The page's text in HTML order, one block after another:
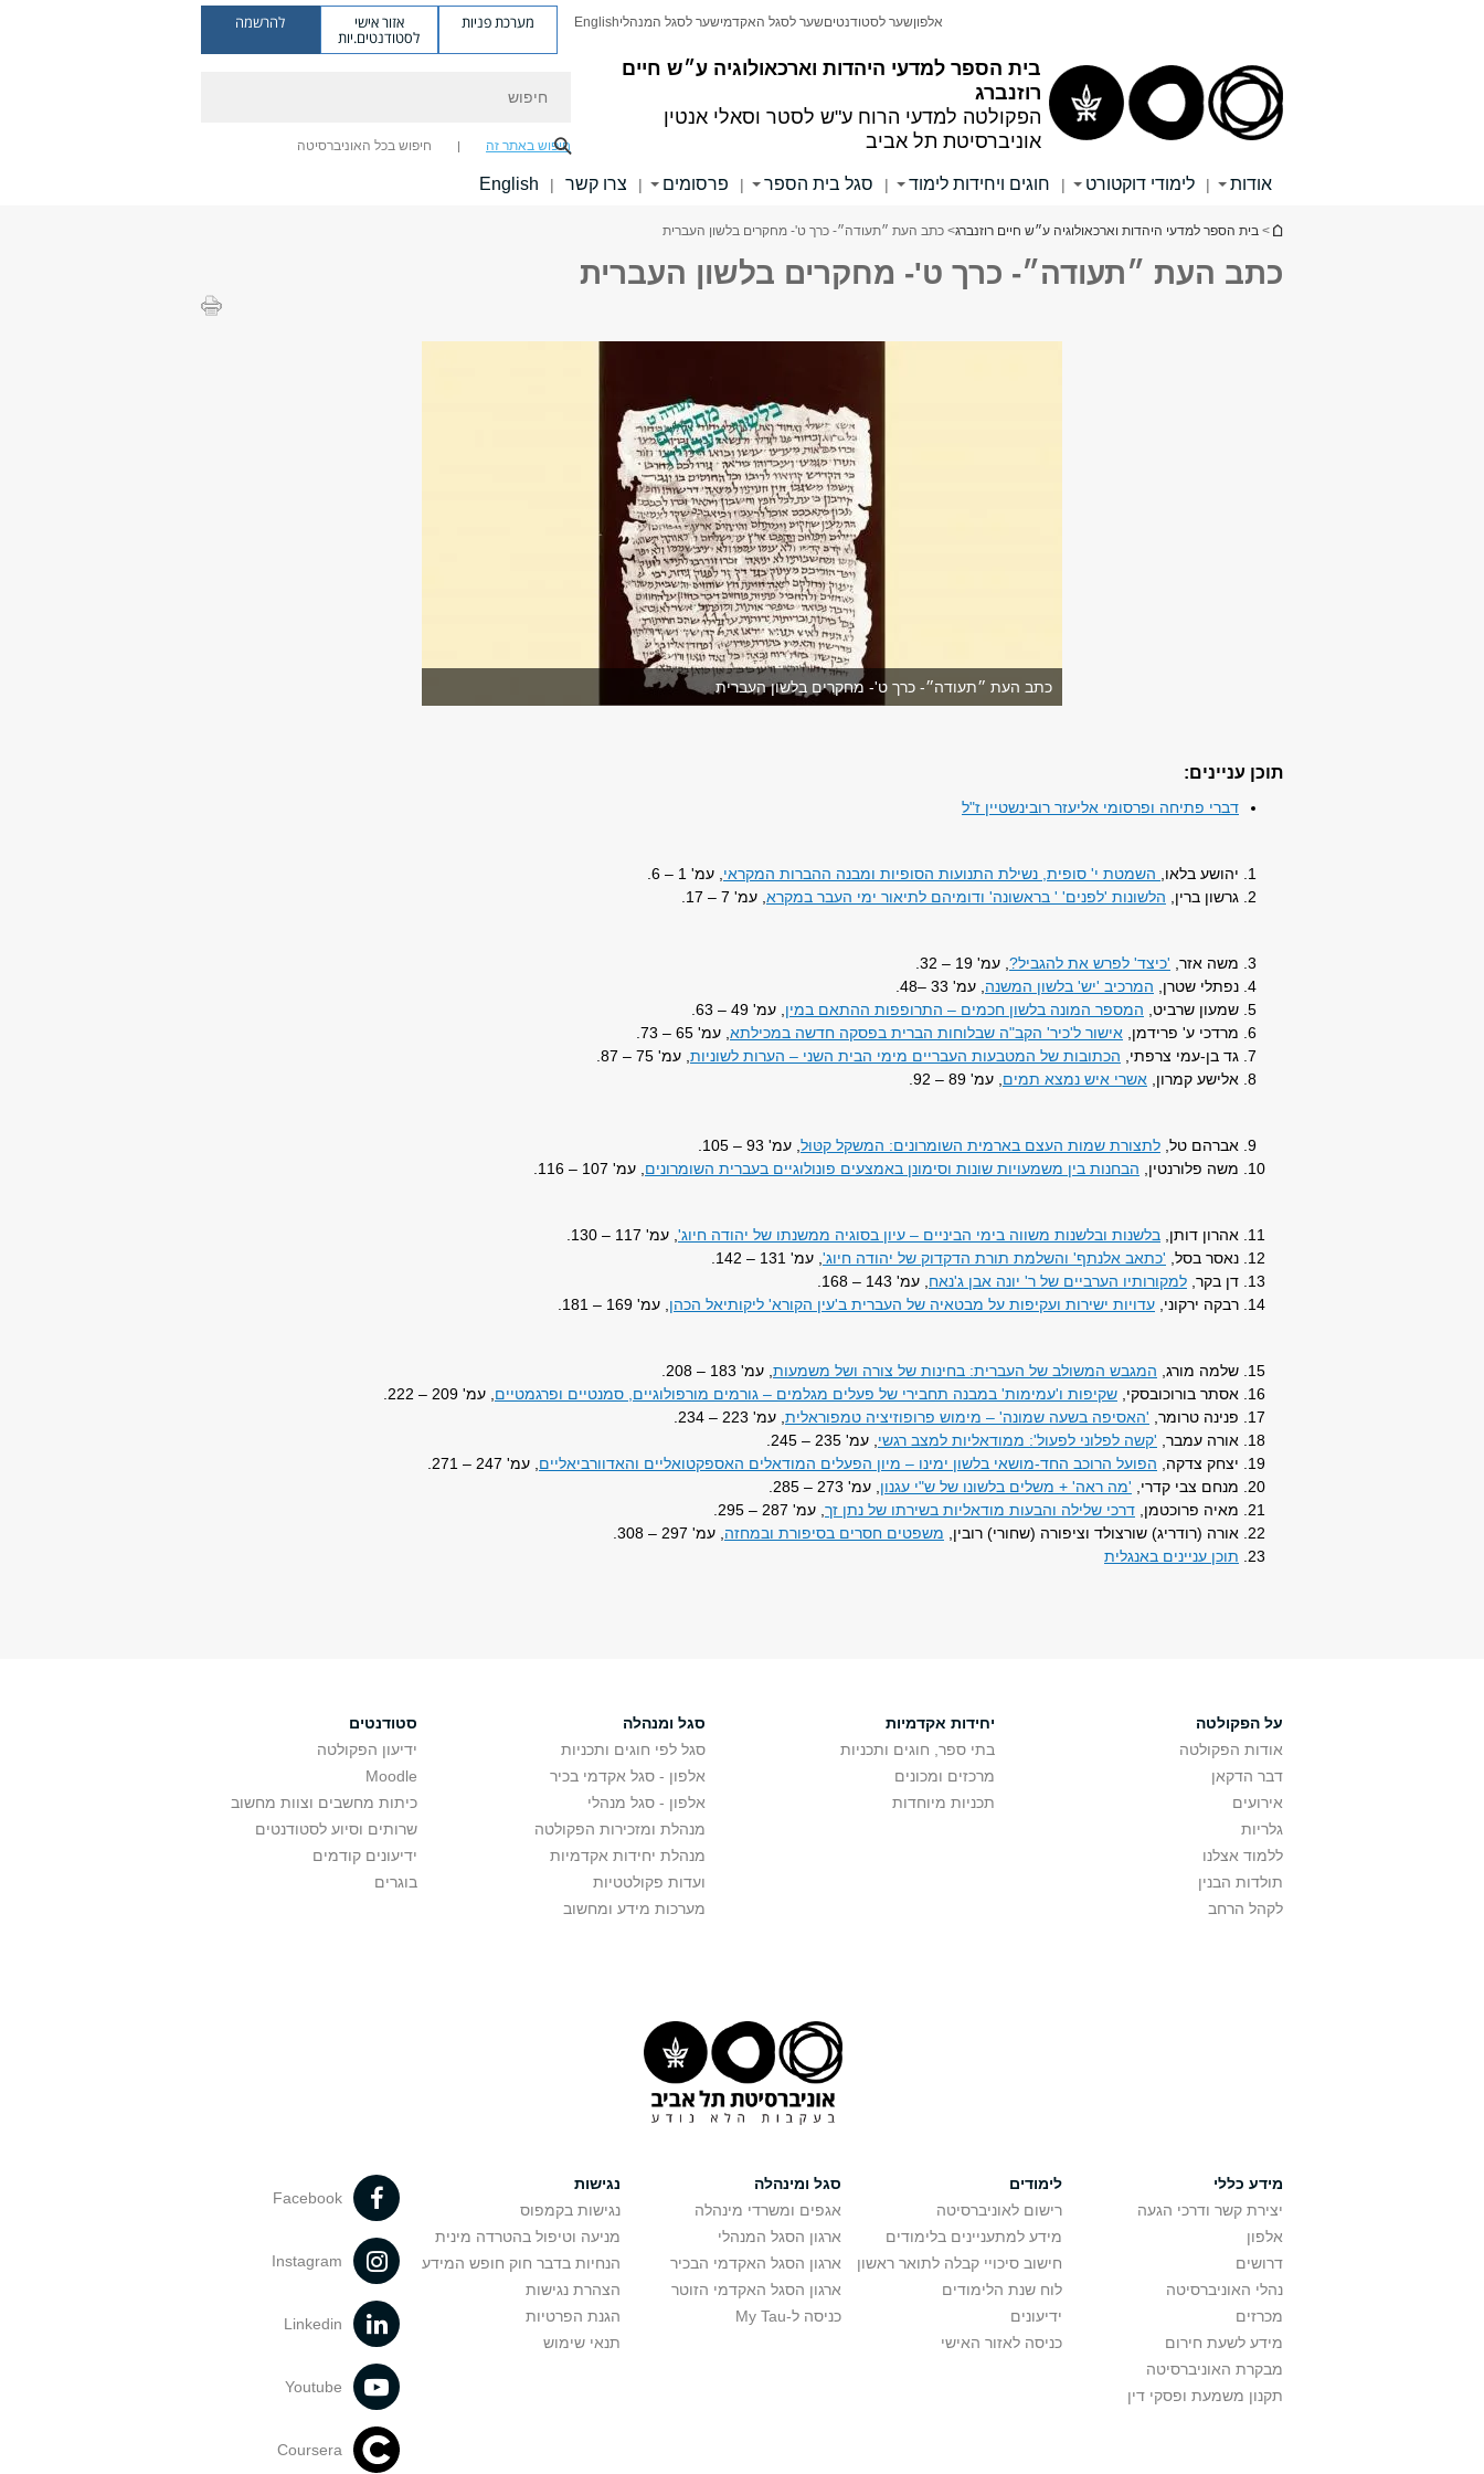
בית הספר למדעי היהדות וארכאולוגיה ע״ש חיים
רוזנברג
הפקולטה למדעי הרוח ע"ש לסטר וסאלי אנטין
אוניברסיטת תל אביב
אלפוןשער לסטודנטיםשער לסגל האקדמישער לסגל המנהליEnglish מערכת פניות אזור אישי
לסטודנטים.יות
להרשמה
חיפוש באתר זה חיפוש בכל האוניברסיטה
אודות | לימודי דוקטורט | חוגים ויחידות לימוד | סגל בית הספר | פרסומים | צרו קשר |
English
הינך נמצא כאן
> בית הספר למדעי היהדות וארכאולוגיה ע״ש חיים רוזנברג> כתב העת ״תעודה״- כרך ט'- מחקרים בלשון העברית
כתב העת ״תעודה״- כרך ט'- מחקרים בלשון העברית
כתב העת ״תעודה״- כרך ט'- מחקרים בלשון העברית
תוכן עניינים:
דברי פתיחה ופרסומי אליעזר רובינשטיין ז"ל
יהושע בלאו, השמטת י' סופית, נשילת התנועות הסופיות ומבנה ההברות המקראי , עמ' 1 – 6.
גרשון ברין, הלשונות 'לפנים' ' בראשונה' ודומיהם לתיאור ימי העבר במקרא , עמ' 7 – 17.
משה אזר, 'כיצד' לפרש את להגביל? , עמ' 19 – 32.
נפתלי שטרן, המרכיב 'יש' בלשון המשנה , עמ' 33 –48.
שמעון שרביט, המספר המונה בלשון חכמים – התרופפות ההתאם במין , עמ' 49 – 63.
מרדכי ע' פרידמן, אישור ל'כיר' הקב"ה שבלוחות הברית בפסקה חדשה במכילתא , עמ' 65 – 73.
גד בן-עמי צרפתי, הכתובות של המטבעות העבריים מימי הבית השני – הערות לשוניות , עמ' 75 – 87.
אלישע קמרון, אשרי איש נמצא תמים , עמ' 89 – 92.
אברהם טל, לתצורת שמות העצם בארמית השומרונים: המשקל קטּוּל , עמ' 93 – 105.
משה פלורנטין, הבחנות בין משמעויות שונות וסימונן באמצעים פונולוגיים בעברית השומרונים , עמ' 107 – 116.
אהרון דותן, בלשנות ובלשנות משווה בימי הביניים – עיון בסוגיה ממשנתו של יהודה חיוג' , עמ' 117 – 130.
נאסר בסל, 'כתאב אלנתף' והשלמת תורת הדקדוק של יהודה חיוג' , עמ' 131 – 142.
דן בקר, למקורותיו הערביים של ר' יונה אבן ג'נאח , עמ' 143 – 168.
רבקה ירקוני, עדויות ישירות ועקיפות על מבטאיה של העברית ב'עין הקורא' ליקותיאל הכהן , עמ' 169 – 181.
שלמה מורג, המגבש המשולב של העברית: בחינות של צורה ושל משמעות , עמ' 183 – 208.
אסתר בורוכובסקי, שקיפות ו'עמימות' במבנה תחבירי של פעלים מגלמים – גורמים מורפולוגיים, סמנטיים ופרגמטיים , עמ' 209 – 222.
פנינה טרומר, 'האסיפה בשעה שמונה' – מימוש פרופוזיציה טמפוראלית , עמ' 223 – 234.
אורה עמבר, 'קשה לפלוני לפעול': ממודאליות למצב רגשי , עמ' 235 – 245.
יצחק צדקה, הפועל הרוכב החד-מושאי בלשון ימינו – מיון הפעלים המודאלים האספקטואליים והאדוורביאליים , עמ' 247 – 271.
מנחם צבי קדרי, 'מה ראה' + משלים בלשונו של ש"י עגנון , עמ' 273 – 285.
מאיה פרוכטמן, דרכי שלילה והבעות מודאליות בשירתו של נתן זך , עמ' 287 – 295.
אורה (רודריג) שורצולד וציפורה (שחורי) רובין, משפטים חסרים בסיפורת ובמחזה , עמ' 297 – 308.
תוכן עניינים באנגלית
על הפקולטה
אודות הפקולטה
דבר הדקאן
אירועים
גלריות
ללמוד אצלנו
תולדות הבנין
לקהל הרחב
יחידות אקדמיות
בתי ספר, חוגים ותכניות
מרכזים ומכונים
תכניות מיוחדות
סגל ומנהלה
סגל לפי חוגים ותכניות
אלפון - סגל אקדמי בכיר
אלפון - סגל מנהלי
מנהלת ומזכירות הפקולטה
מנהלת יחידות אקדמיות
ועדות פקולטטיות
מערכות מידע ומחשוב
סטודנטים
ידיעון הפקולטה
Moodle
כיתות מחשבים וצוות מחשוב
שרותים וסיוע לסטודנטים
ידיעונים קודמים
בוגרים
מידע כללי
יצירת קשר ודרכי הגעה
אלפון
דרושים
נהלי האוניברסיטה
מכרזים
מידע לשעת חירום
מבקרת האוניברסיטה
תקנון משמעת ופסקי דין
לימודים
רישום לאוניברסיטה
מידע למתעניינים בלימודים
חישוב סיכויי קבלה לתואר ראשון
לוח שנת הלימודים
ידיעונים
כניסה לאזור האישי
סגל ומינהלה
אגפים ומשרדי מינהלה
ארגון הסגל המנהלי
ארגון הסגל האקדמי הבכיר
ארגון הסגל האקדמי הזוטר
כניסה ל-My Tau
נגישות
נגישות בקמפוס
מניעה וטיפול בהטרדה מינית
הנחיות בדבר חוק חופש המידע
הצהרת נגישות
הגנת הפרטיות
תנאי שימוש
Facebook
Instagram
Linkedin
Youtube
Coursera